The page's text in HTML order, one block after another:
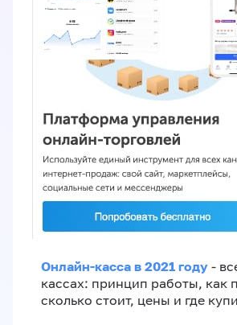
Онлайн-касса в 2021 году -
кассах: принцип работы, как
сколько стоит, цены и где